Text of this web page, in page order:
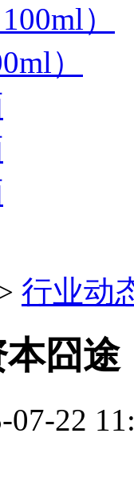
）
）
行业动
囧途
22